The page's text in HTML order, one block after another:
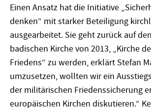
Einen Ansatz hat die Initiative
denken“ mit starker Beteiligung
ausgearbeitet. Sie geht zurück auf
badischen Kirche von 2013, „Kirche
Friedens“ zu werden, erklärt Stefan
umzusetzen, wollten wir ein
der militärischen Friedenssicherung
europäischen Kirchen diskutieren.“